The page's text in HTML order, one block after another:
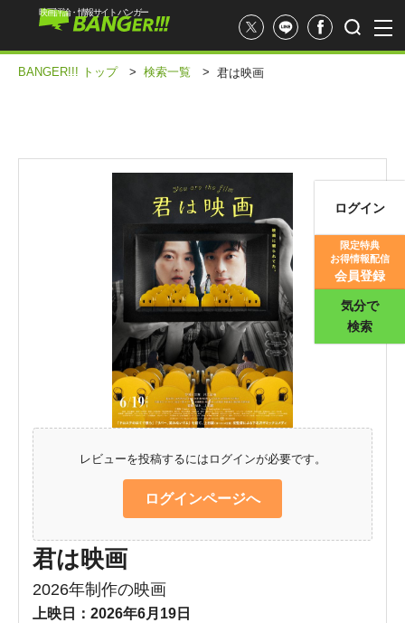
映画記事
映画評価
映画評論・情報サイト バンガー
ログイン
限定特典
お得情報配信
会員登録
気分で
検索
BANGER!!! トップ > 検索一覧 > 君は映画
レビューを投稿するにはログインが必要です。
ログインページへ
君は映画
2026年制作の映画
上映日：2026年6月19日